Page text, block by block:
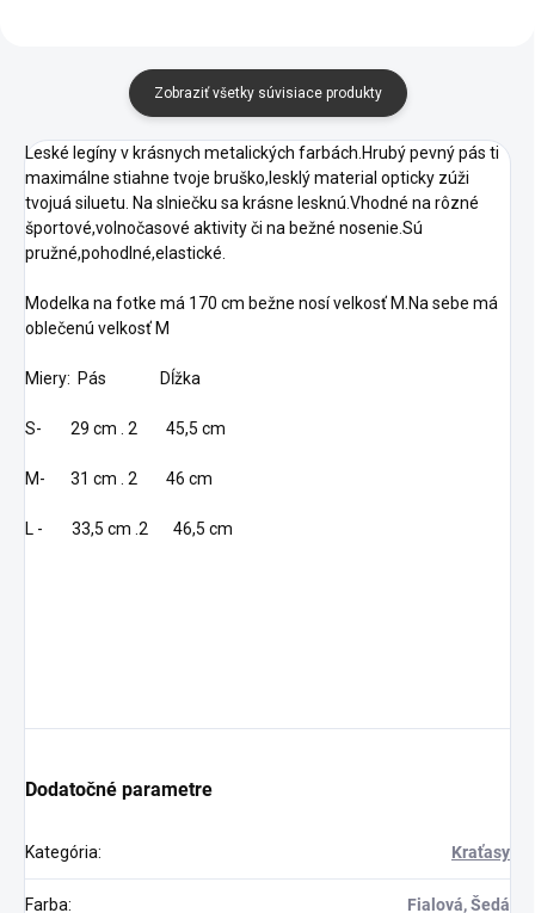
Zobraziť všetky súvisiace produkty
Leské legíny v krásnych metalických farbách.Hrubý pevný pás ti
maximálne stiahne tvoje bruško,lesklý material opticky zúži
tvojuá siluetu. Na slniečku sa krásne lesknú.Vhodné na rôzné
športové,volnočasové aktivity či na bežné nosenie.Sú
pružné,pohodlné,elastické.
Modelka na fotke má 170 cm bežne nosí velkosť M.Na sebe má
oblečenú velkosť M
Miery: Pás Dĺžka
S- 29 cm . 2 45,5 cm
M- 31 cm . 2 46 cm
L - 33,5 cm .2 46,5 cm
Dodatočné parametre
Kategória: Kraťasy
Farba: Fialová, Šedá